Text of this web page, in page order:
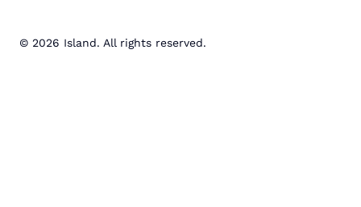
© 2026 Island. All rights reserved.